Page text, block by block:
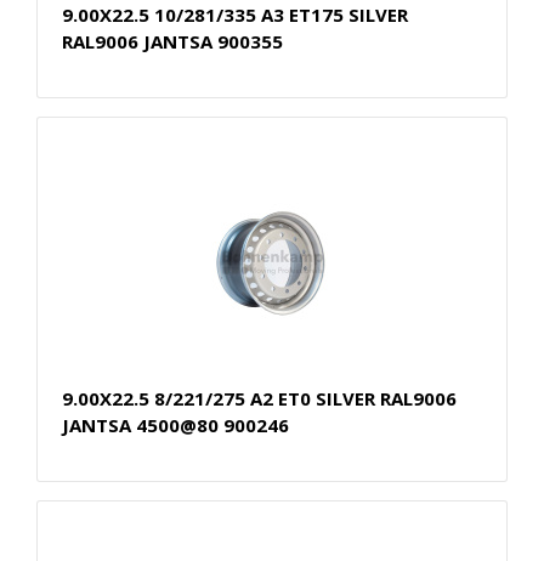
9.00X22.5 10/281/335 A3 ET175 SILVER
RAL9006 JANTSA 900355
9.00X22.5 8/221/275 A2 ET0 SILVER RAL9006
JANTSA 4500@80 900246